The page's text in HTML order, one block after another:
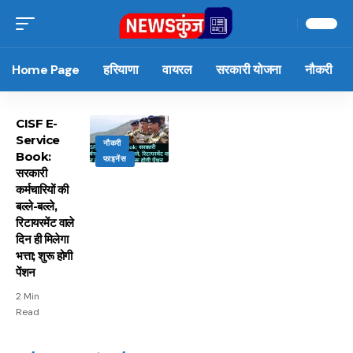
Home Page हरियाणा वायरल सरकारी योजना नौकरी
नौकरी
फाइनेंस
CISF E-
Service
Book:
सरकारी
कर्मचारियों की
बल्ले-बल्ले,
रिटायरमेंट वाले
दिन ही मिलेगा
भत्ता; शुरू होगी
पेंशन
2 Min
Read
15 नवंबर से लागू होंगे